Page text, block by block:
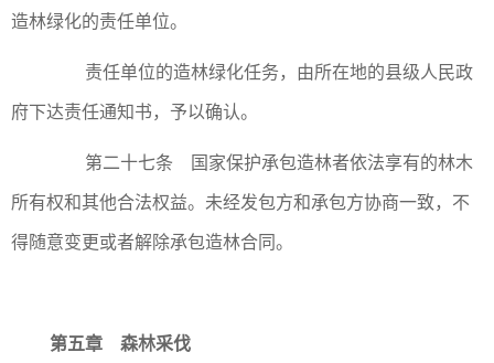
造林绿化的责任单位。
责任单位的造林绿化任务，由所在地的县级人民政
府下达责任通知书，予以确认。
第二十七条 国家保护承包造林者依法享有的林木
所有权和其他合法权益。未经发包方和承包方协商一致，不
得随意变更或者解除承包造林合同。
第五章 森林采伐